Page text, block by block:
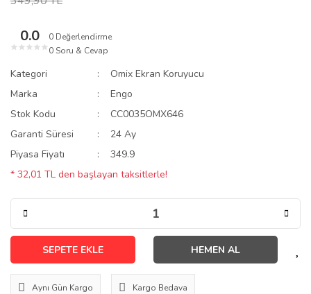
0.0
★ ★ ★ ★ ★
0 Değerlendirme
0 Soru & Cevap
Kategori
Omix Ekran Koruyucu
Marka
Engo
Stok Kodu
CC0035OMX646
Garanti Süresi
24 Ay
Piyasa Fiyatı
349.9
* 32,01 TL den başlayan taksitlerle!
SEPETE EKLE HEMEN AL
Aynı Gün Kargo Kargo Bedava